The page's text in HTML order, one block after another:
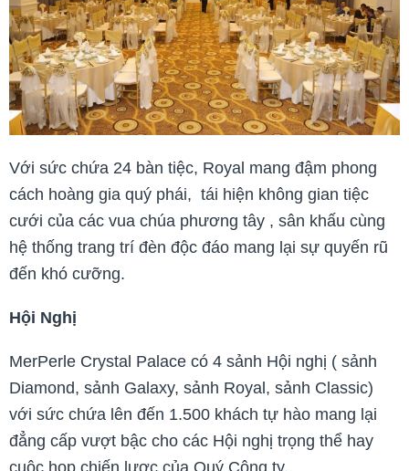
Với sức chứa 24 bàn tiệc, Royal mang đậm phong
cách hoàng gia quý phái, tái hiện không gian tiệc
cưới của các vua chúa phương tây , sân khấu cùng
hệ thống trang trí đèn độc đáo mang lại sự quyến rũ
đến khó cưỡng.
Hội Nghị
MerPerle Crystal Palace có 4 sảnh Hội nghị ( sảnh
Diamond, sảnh Galaxy, sảnh Royal, sảnh Classic)
với sức chứa lên đến 1.500 khách tự hào mang lại
đẳng cấp vượt bậc cho các Hội nghị trọng thể hay